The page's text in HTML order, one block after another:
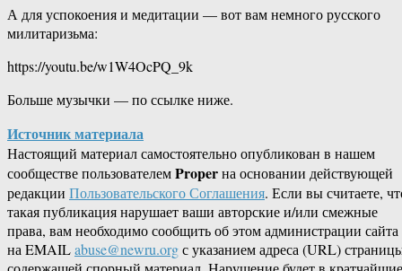
А для успокоения и медитации — вот вам немного русского
милитаризьма:
https://youtu.be/w1W4OcPQ_9k
Больше музычки — по ссылке ниже.
Источник материала
Настоящий материал самостоятельно опубликован в нашем
сообществе пользователемProperна основании действующей
редакции Пользовательского Соглашения. Если вы считаете,
такая публикация нарушает ваши авторские и/или смежные
права, вам необходимо сообщить об этом администрации сайта
на EMAILabuse@newru.orgс указанием адреса (URL)